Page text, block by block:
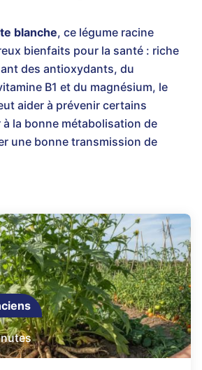
blanche, ce légume racine
bienfaits pour la santé : riche
des antioxydants, du
B1 et du magnésium, le
aider à prévenir certains
la bonne métabolisation de
une bonne transmission de